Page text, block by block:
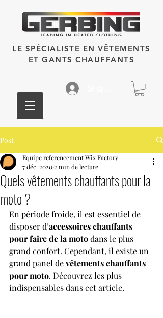
LE SPÉCIALISTE EN VÊTEMENTS
ET GANTS CHAUFFANTS
Post
Quels vêtements chauffants pour la
moto ?
Equipe referencement Wix Factory
7 déc. 2020 2 min de lecture
En période froide, il est essentiel de
disposer d’accessoires chauffants
pour faire de la moto dans le plus
grand confort. Cependant, il existe un
grand panel de vêtements chauffants
pour moto. Découvrez les plus
indispensables dans cet article.